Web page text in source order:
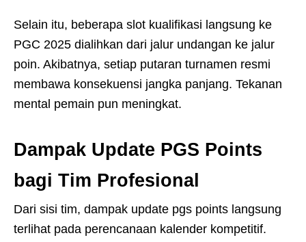
Selain itu, beberapa slot kualifikasi langsung ke
PGC 2025 dialihkan dari jalur undangan ke jalur
poin. Akibatnya, setiap putaran turnamen resmi
membawa konsekuensi jangka panjang. Tekanan
mental pemain pun meningkat.
Dampak Update PGS Points
bagi Tim Profesional
Dari sisi tim, dampak update pgs points langsung
terlihat pada perencanaan kalender kompetitif.